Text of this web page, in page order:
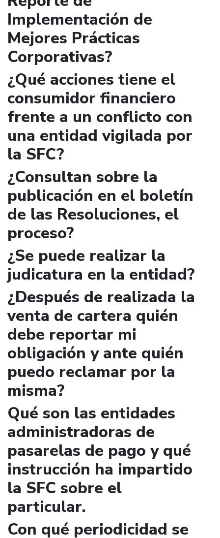
Implementación de
Mejores Prácticas
Corporativas?
¿Qué acciones tiene el
consumidor financiero
frente a un conflicto con
una entidad vigilada por
la SFC?
¿Consultan sobre la
publicación en el boletín
de las Resoluciones, el
proceso?
¿Se puede realizar la
judicatura en la entidad?
¿Después de realizada la
venta de cartera quién
debe reportar mi
obligación y ante quién
puedo reclamar por la
misma?
Qué son las entidades
administradoras de
pasarelas de pago y qué
instrucción ha impartido
la SFC sobre el
particular.
Con qué periodicidad se